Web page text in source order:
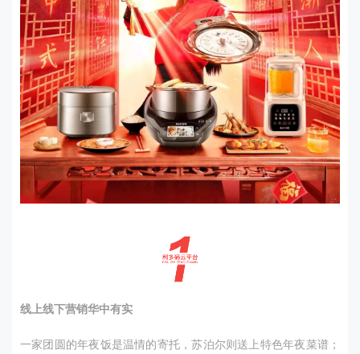
线上线下营销华中有实
一家团圆的年夜饭是温情的寄托，苏泊尔则送上特色年夜菜谱；